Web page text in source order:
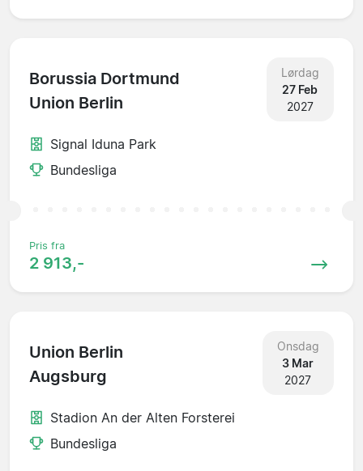
Borussia Dortmund
Union Berlin
Lørdag
27 Feb
2027
Signal Iduna Park
Bundesliga
Pris fra
2 913,-
Union Berlin
Augsburg
Onsdag
3 Mar
2027
Stadion An der Alten Forsterei
Bundesliga